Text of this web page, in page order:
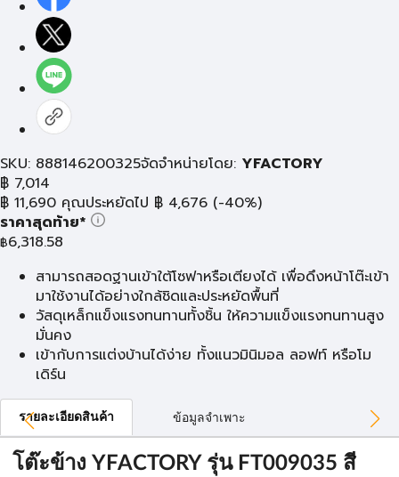
SKU: 888146200325จัดจำหน่ายโดย: YFACTORY
฿ 7,014
฿ 11,690 คุณประหยัดไป ฿ 4,676 (-40%)
ราคาสุดท้าย*
฿6,318.58
สามารถสอดฐานเข้าใต้โซฟาหรือเตียงได้ เพื่อดึงหน้าโต๊ะเข้า
มาใช้งานได้อย่างใกล้ชิดและประหยัดพื้นที่
วัสดุเหล็กแข็งแรงทนทานทั้งชิ้น ให้ความแข็งแรงทนทานสูง
มั่นคง
เข้ากับการแต่งบ้านได้ง่าย ทั้งแนวมินิมอล ลอฟท์ หรือโม
เดิร์น
รายละเอียดสินค้า ข้อมูลจำเพาะ
โต๊ะข้าง YFACTORY รุ่น FT009035 สี